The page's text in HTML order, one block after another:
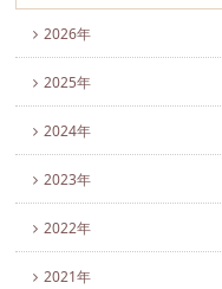
2026年
2025年
2024年
2023年
2022年
2021年